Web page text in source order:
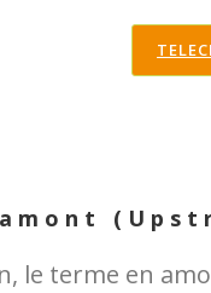
le terme en